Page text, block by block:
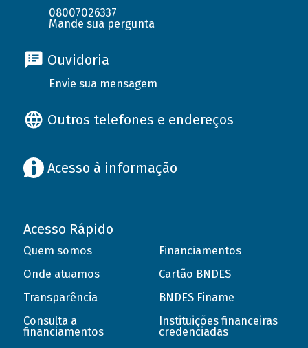
08007026337
Mande sua pergunta
Ouvidoria
Envie sua mensagem
Outros telefones e endereços
Acesso à informação
Acesso Rápido
Quem somos
Onde atuamos
Transparência
Consulta a
financiamentos
Financiamentos
Cartão BNDES
BNDES Finame
Instituições financeiras
credenciadas